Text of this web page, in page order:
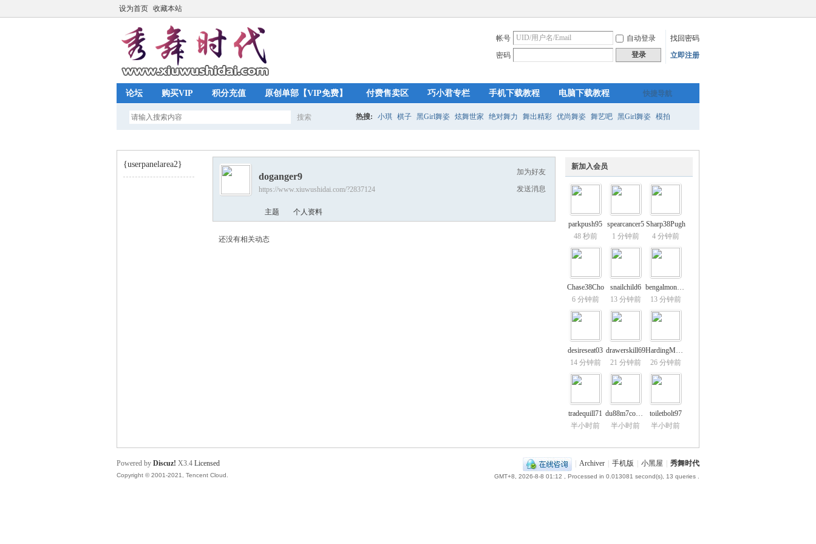
设为首页 收藏本站
帐号 自动登录
找回密码
密码
登录 立即注册
快捷导航
论坛 购买VIP 积分充值 原创单部【VIP免费】 付费售卖区 巧小君专栏 手机下载教程 电脑下载教程
搜索
索
热搜: 小琪 棋子 黑Girl舞姿 炫舞世家 绝对舞力 舞出精彩 优尚舞姿 舞艺吧 黑Girl舞姿 模拍
{userpanelarea2} 新加入会员
parkpush95
48 秒前
spearcancer5
1 分钟前
Sharp38Pugh
4 分钟前
Chase38Cho
6 分钟前
snailchild6
13 分钟前
bengalmonth5
13 分钟前
desireseat03
14 分钟前
drawerskill69
21 分钟前
HardingMoller
26 分钟前
tradequill71
半小时前
du88m7comDg
半小时前
toiletbolt97
半小时前
加为好友
发送消息
doganger9
https://www.xiuwushidai.com/?2837124
主题 个人资料
还没有相关动态
Archiver 手机版 小黑屋 秀舞时代
GMT+8, 2026-8-8 01:12 , Processed in 0.013081 second(s), 13 queries .
Powered by Discuz! X3.4 Licensed
Copyright © 2001-2021, Tencent Cloud.